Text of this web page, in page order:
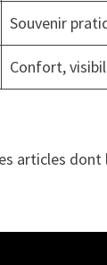
Souvenir
Confort,
articles